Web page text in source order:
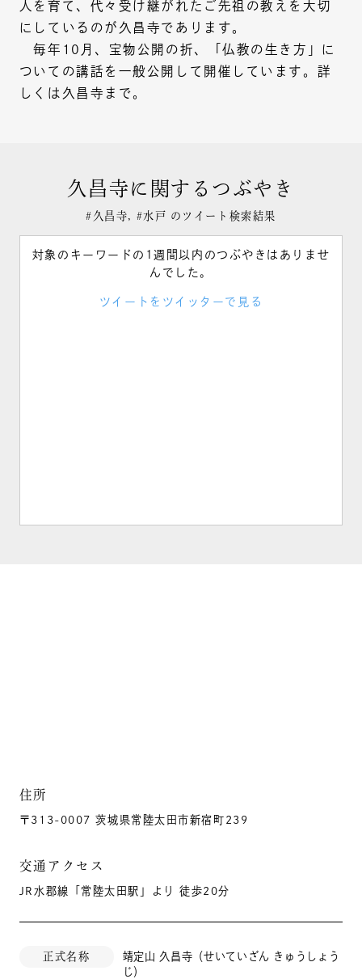
人を育て、代々受け継がれたご先祖の教えを大切
にしているのが久昌寺であります。
毎年10月、宝物公開の折、「仏教の生き方」に
ついての講話を一般公開して開催しています。詳
しくは久昌寺まで。
久昌寺に関するつぶやき
#久昌寺, #水戸 のツイート検索結果
対象のキーワードの1週間以内のつぶやきはありませ
んでした。
ツイートをツイッターで見る
住所
〒313-0007 茨城県常陸太田市新宿町239
交通アクセス
JR水郡線「常陸太田駅」より 徒歩20分
正式名称
靖定山 久昌寺（せいていざん きゅうしょう
じ）